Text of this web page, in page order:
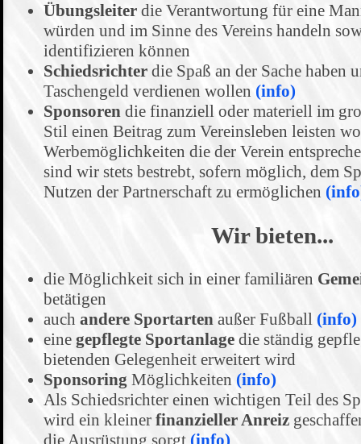
Übungsleiter die Verantwortung für eine
würden und im Sinne des Vereins handeln
identifizieren können
Schiedsrichter die Spaß an der Sache haben
Taschengeld verdienen wollen (info)
Sponsoren die finanziell oder materiell im
Stil einen Beitrag zum Vereinsleben leisten
Werbemöglichkeiten die der Verein
sind wir stets bestrebt, sofern möglich, dem
Nutzen der Partnerschaft zu ermöglichen
Wir bieten...
die Möglichkeit sich in einer familiären
betätigen
auch andere Sportarten außer Fußball (info)
eine gepflegte Sportanlage die ständig
bietenden Gelegenheit erweitert wird
Sponsoring Möglichkeiten (info)
Als Schiedsrichter einen wichtigen Teil des
wird ein kleiner finanzieller Anreiz
die Ausrüstung sorgt (info)